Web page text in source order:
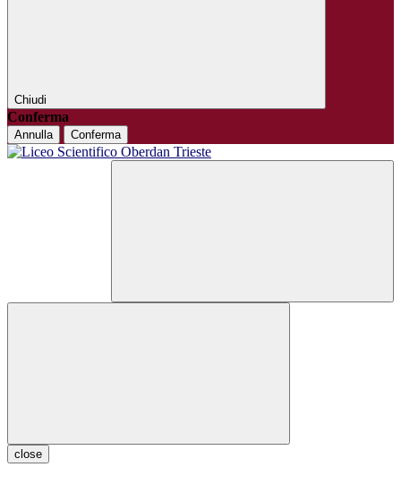
Chiudi
Conferma
Annulla Conferma
close